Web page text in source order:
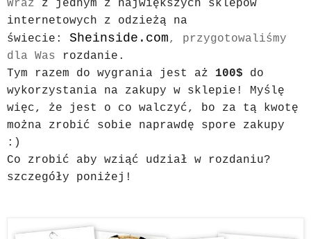
Wraz z jednym z największych sklepów
internetowych z odzieżą na
świecie: Sheinside.com, przygotowaliśmy
dla Was rozdanie.
Tym razem do wygrania jest aż 100$ do
wykorzystania na zakupy w sklepie! Myślę
więc, że jest o co walczyć, bo za tą kwotę
można zrobić sobie naprawdę spore zakupy
:)
Co zrobić aby wziąć udział w rozdaniu?
szczegóły poniżej!